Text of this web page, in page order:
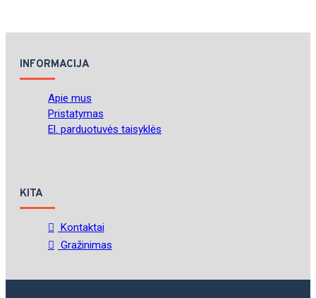
INFORMACIJA
Apie mus
Pristatymas
El. parduotuvės taisyklės
KITA
Kontaktai
Gražinimas